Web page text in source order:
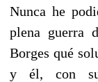
Nunca he
plena guerra
Borges qué
y él, con su